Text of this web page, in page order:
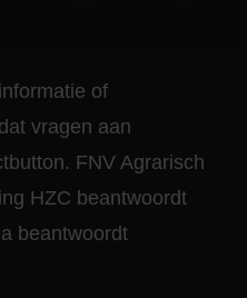
of
vragen aan
FNV Agrarisch
HZC beantwoordt
beantwoordt